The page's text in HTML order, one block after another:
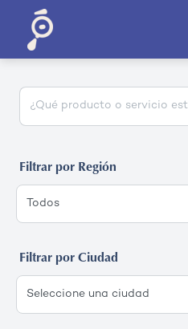
Filtrar por Región
Filtrar por Ciudad